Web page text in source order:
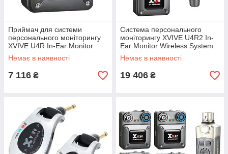
Приймач для системи
персонального моніторингу
XVIVE U4R In-Ear Monitor
Wireless System Reciever
(Grey)
Немає в наявності
7 116 ₴
Система персонального
моніторингу XVIVE U4R2 In-
Ear Monitor Wireless System
(Grey)
Немає в наявності
19 406 ₴